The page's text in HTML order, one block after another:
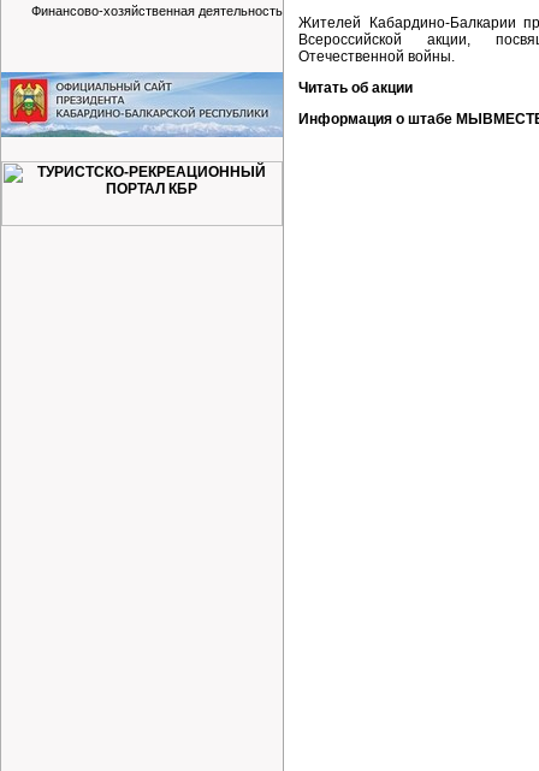
Финансово-хозяйственная деятельность
Жителей Кабардино-Балкарии
Всероссийской акции,
Отечественной войны.
Читать об акции
Информация о штабе